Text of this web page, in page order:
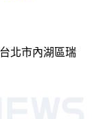
北市內湖區瑞